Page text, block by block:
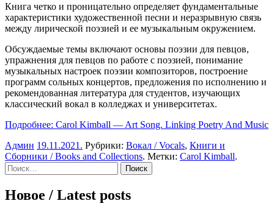
Книга четко и проницательно определяет фундаментальные
характеристики художественной песни и неразрывную связь
между лирической поэзией и ее музыкальным окружением.
Обсуждаемые темы включают основы поэзии для певцов,
упражнения для певцов по работе с поэзией, понимание
музыкальных настроек поэзии композиторов, построение
программ сольных концертов, предложения по исполнению и
рекомендованная литература для студентов, изучающих
классический вокал в колледжах и университетах.
Подробнее: Carol Kimball — Art Song. Linking Poetry And Music
Админ 19.11.2021 . Рубрики: Вокал / Vocals, Книги и
Сборники / Books and Collections. Метки: Carol Kimball.
Sidebar
Найти:
Новое / Latest posts